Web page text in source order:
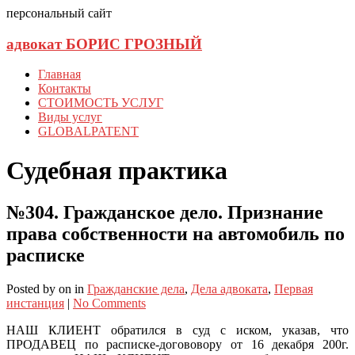
персональный сайт
адвокат БОРИС ГРОЗНЫЙ
Главная
Контакты
СТОИМОСТЬ УСЛУГ
Виды услуг
GLOBALPATENT
Судебная практика
№304. Гражданское дело. Признание
права собственности на автомобиль по
расписке
Posted by on in Гражданские дела, Дела адвоката, Первая
инстанция | No Comments
НАШ КЛИЕНТ обратился в суд с иском, указав, что
ПРОДАВЕЦ по расписке-догововору от 16 декабря 200г.